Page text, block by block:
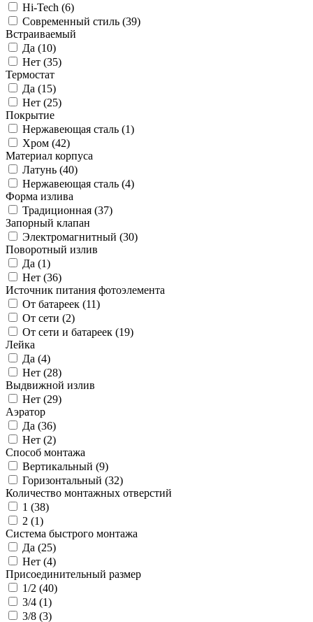
Hi-Tech (6)
Современный стиль (39)
Встраиваемый
Да (10)
Нет (35)
Термостат
Да (15)
Нет (25)
Покрытие
Нержавеющая сталь (1)
Хром (42)
Материал корпуса
Латунь (40)
Нержавеющая сталь (4)
Форма излива
Традиционная (37)
Запорный клапан
Электромагнитный (30)
Поворотный излив
Да (1)
Нет (36)
Источник питания фотоэлемента
От батареек (11)
От сети (2)
От сети и батареек (19)
Лейка
Да (4)
Нет (28)
Выдвижной излив
Нет (29)
Аэратор
Да (36)
Нет (2)
Способ монтажа
Вертикальный (9)
Горизонтальный (32)
Количество монтажных отверстий
1 (38)
2 (1)
Система быстрого монтажа
Да (25)
Нет (4)
Присоединительный размер
1/2 (40)
3/4 (1)
3/8 (3)